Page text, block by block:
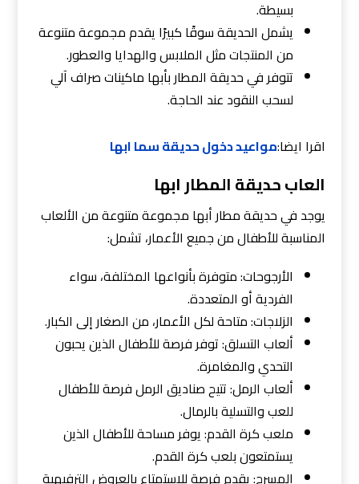
بسيطة.
يشمل الحديقة سوقًا كبيرًا يقدم مجموعة متنوعة
من المنتجات مثل الملابس والهدايا والعطور.
تتوفر في حديقة المطار بأبها ماكينات صراف آلي
لسحب النقود عند الحاجة.
اقرا ايضا:مواعيد دخول حديقة سما ابها
العاب حديقة المطار ابها
يوجد في حديقة مطار أبها مجموعة متنوعة من الألعاب
المناسبة للأطفال من جميع الأعمار، تشمل:
الأرجوحات: متوفرة بأنواعها المختلفة، سواء
الفردية أو المتعددة.
الزلاجات: متاحة لكل الأعمار، من الصغار إلى الكبار.
ألعاب التسلق: توفر فرصة للأطفال الذين يحبون
التحدي والمغامرة.
ألعاب الرمل: تتيح صناديق الرمل فرصة للأطفال
للعب والتسلية بالرمال.
ملعب كرة القدم: يوفر مساحة للأطفال الذين
يستمتعون بلعب كرة القدم.
المسرح: يقدم فرصة للاستمتاع بالعروض الترفيهية